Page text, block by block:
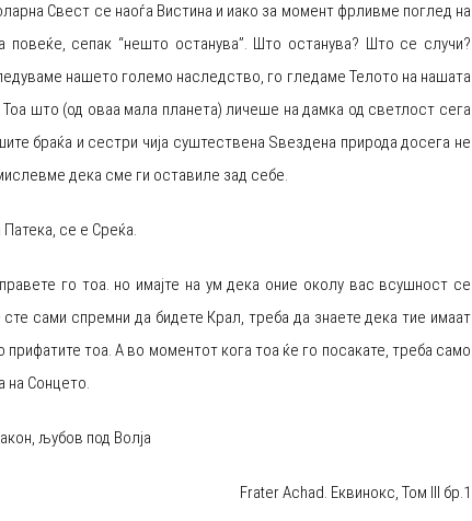
Свест се наоѓа Вистина и иако за момент фрливме поглед на
сепак “нешто останува”. Што останува? Што се случи?
нашето големо наследство, го гледаме Телото на нашата
што (од оваа мала планета) личеше на дамка од светлост сега
браќа и сестри чија суштествена Ѕвездена природа досега не
дека сме ги оставиле зад себе.
Патека, се е Среќа.
го тоа. но имајте на ум дека оние околу вас всушност се
сами спремни да бидете Крал, треба да знаете дека тие имаат
тоа. А во моментот кога тоа ќе го посакате, треба само
на Сонцето.
љубов под Волја
Frater Achad. Еквинокс, Том III бр.1